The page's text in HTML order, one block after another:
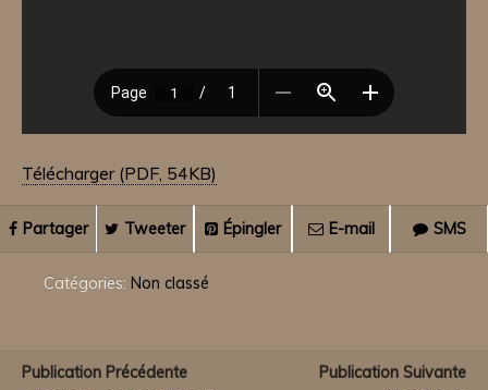
Télécharger (PDF, 54KB)
Partager Tweeter Épingler E-mail SMS
Catégories: Non classé
Publication Précédente
Publication Suivante